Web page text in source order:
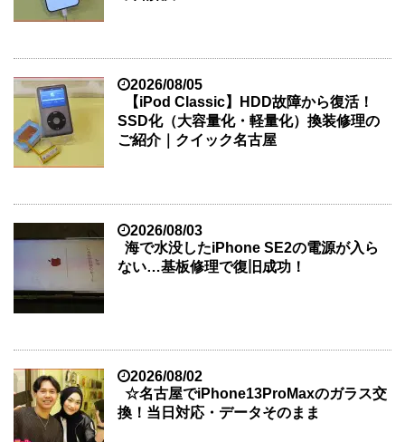
2026/08/05
【iPod Classic】HDD故障から復活！
SSD化（大容量化・軽量化）換装修理の
ご紹介｜クイック名古屋
2026/08/03
海で水没したiPhone SE2の電源が入ら
ない…基板修理で復旧成功！
2026/08/02
☆名古屋でiPhone13ProMaxのガラス交
換！当日対応・データそのまま